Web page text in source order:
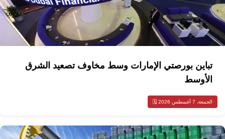
تباين بورصتي الإمارات وسط مخاوف تصعيد الشرق
الأوسط
الجمعة، 7 أغسطس 2026 🗓️